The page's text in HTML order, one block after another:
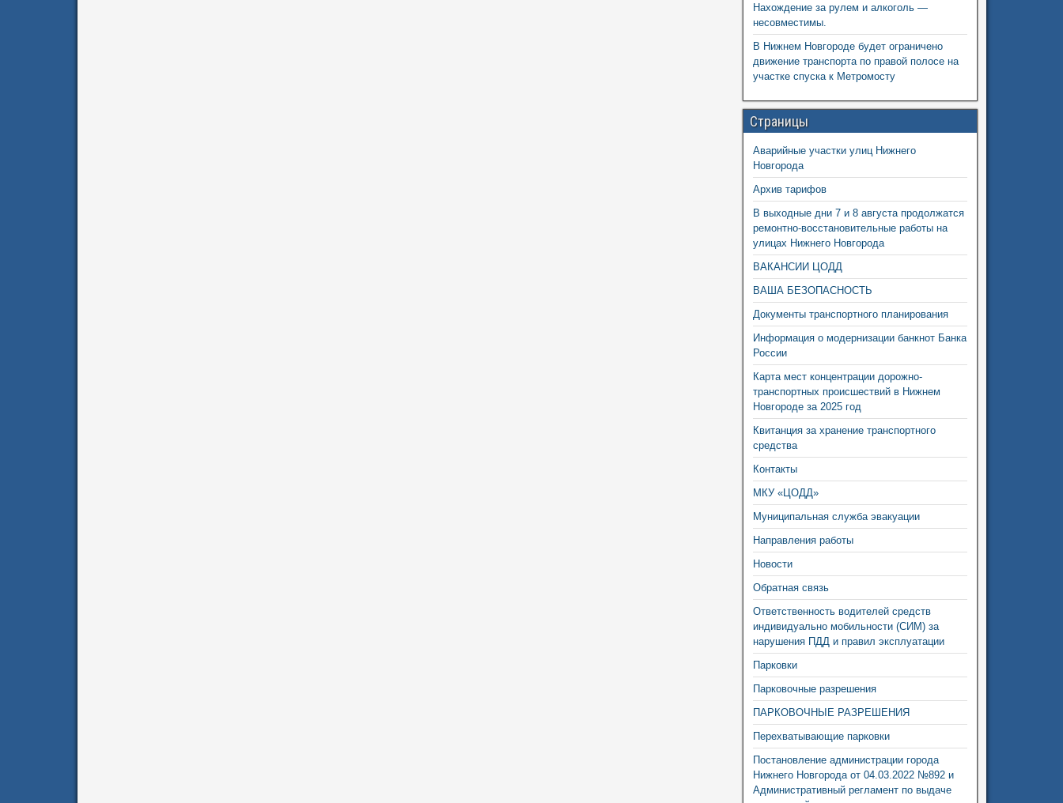
Нахождение за рулем и алкоголь —
несовместимы.
В Нижнем Новгороде будет ограничено
движение транспорта по правой полосе на
участке спуска к Метромосту
Страницы
Аварийные участки улиц Нижнего
Новгорода
Архив тарифов
В выходные дни 7 и 8 августа продолжатся
ремонтно-восстановительные работы на
улицах Нижнего Новгорода
ВАКАНСИИ ЦОДД
ВАША БЕЗОПАСНОСТЬ
Документы транспортного планирования
Информация о модернизации банкнот Банка
России
Карта мест концентрации дорожно-
транспортных происшествий в Нижнем
Новгороде за 2025 год
Квитанция за хранение транспортного
средства
Контакты
МКУ «ЦОДД»
Муниципальная служба эвакуации
Направления работы
Новости
Обратная связь
Ответственность водителей средств
индивидуально мобильности (СИМ) за
нарушения ПДД и правил эксплуатации
Парковки
Парковочные разрешения
ПАРКОВОЧНЫЕ РАЗРЕШЕНИЯ
Перехватывающие парковки
Постановление администрации города
Нижнего Новгорода от 04.03.2022 №892 и
Административный регламент по выдаче